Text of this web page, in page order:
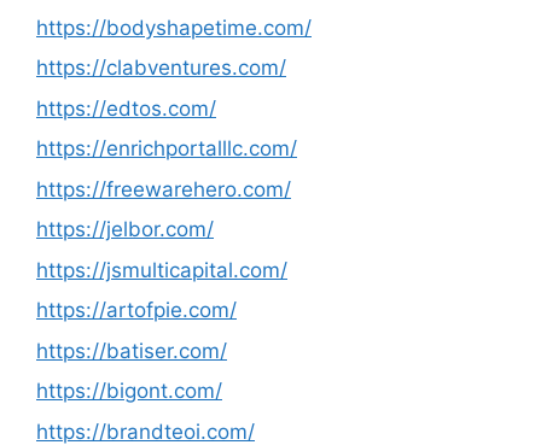
https://bodyshapetime.com/
https://clabventures.com/
https://edtos.com/
https://enrichportalllc.com/
https://freewarehero.com/
https://jelbor.com/
https://jsmulticapital.com/
https://artofpie.com/
https://batiser.com/
https://bigont.com/
https://brandteoi.com/